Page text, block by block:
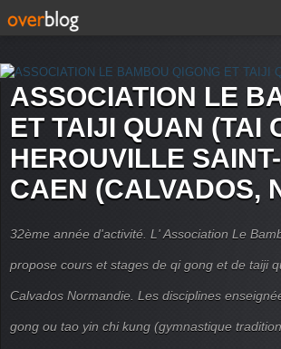
ASSOCIATION LE
ET TAIJI QUAN (TAI
HEROUVILLE
CAEN (CALVADOS,
32ème année d'activité. L' Association Le
propose cours et stages de qi gong et de taiji
Calvados Normandie. Les disciplines
gong ou tao yin chi kung (gymnastique